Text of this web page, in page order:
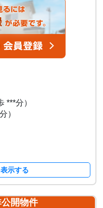
***分）
）
示する
開物件